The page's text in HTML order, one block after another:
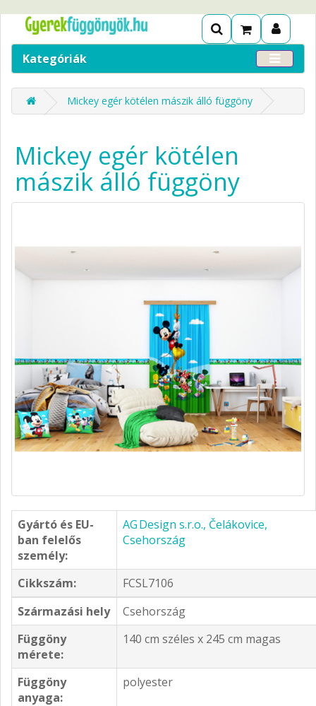
Kategóriák
Mickey egér kötélen mászik álló függöny
Mickey egér kötélen
mászik álló függöny
Gyártó és EU-
ban felelős
személy:
AG Design s.r.o., Čelákovice,
Csehország
Cikkszám:
FCSL7106
Származási hely
Csehország
Függöny
mérete:
140 cm széles x 245 cm magas
Függöny
anyaga:
polyester